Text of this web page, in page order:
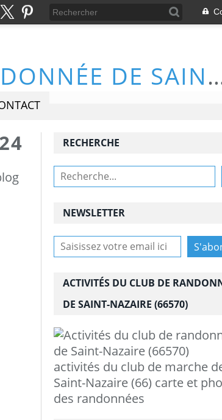
ACTIVITÉS DU CLUB DE
NEWSLETTER
RECHERCHE
ACTIVITÉS DU CLUB DE
DE SAINT-NAZAIRE (66570)
activités du club de marche
Saint-Nazaire (66) carte et
des randonnées